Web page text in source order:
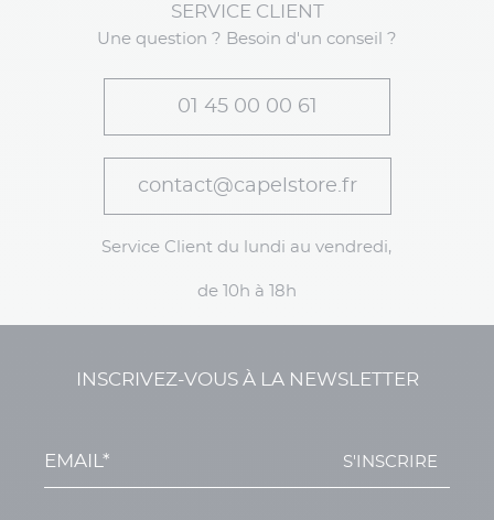
SERVICE CLIENT
Une question ? Besoin d'un conseil ?
01 45 00 00 61
contact@capelstore.fr
Service Client du lundi au vendredi,
de 10h à 18h
INSCRIVEZ-VOUS À LA NEWSLETTER
S'INSCRIRE